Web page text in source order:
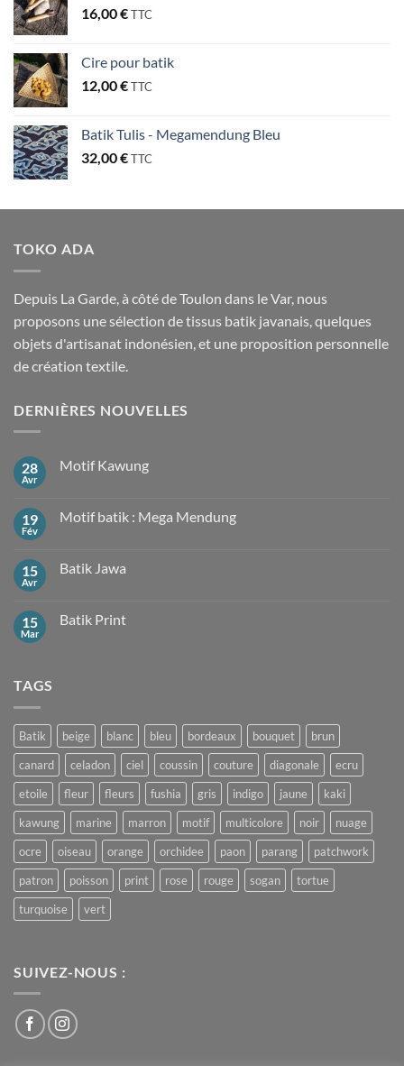
16,00€TTC
Cire pour batik
12,00€TTC
Batik Tulis - Megamendung Bleu
32,00€TTC
TOKO ADA
Depuis La Garde, à côté de Toulon dans le Var, nous
proposons une sélection de tissus batik javanais, quelques
objets d'artisanat indonésien, et une proposition personnelle
de création textile.
DERNIÈRES NOUVELLES
28
Avr
Motif Kawung
Motif
19
Fév
Motif batik : Mega Mendung
Motif
Mendung
15
Avr
Batik Jawa
Batik
15
Mar
Batik Print
TAGS
Batik beige blanc bleu bordeaux bouquet
brun
canard
celadon ciel coussin couture diagonale
ecru
etoile
fleur fleurs fushia gris indigo jaune
kaki
kawung
marine marron motif multicolore noir
nuage
ocre
oiseau orange orchidee paon parang
patchwork
patron
poisson print rose rouge sogan
tortue
turquoise
vert
SUIVEZ-NOUS :